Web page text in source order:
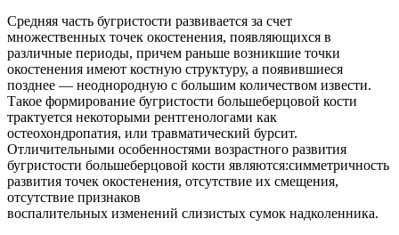
Средняя часть бугристости развивается за счет
множественных точек окостенения, появляющихся в
различные периоды, причем раньше возникшие точки
окостенения имеют костную структуру, а появившиеся
позднее — неоднородную с большим количеством извести.
Такое формирование бугристости большеберцовой кости
трактуется некоторыми рентгенологами как
остеохондропатия, или травматический бурсит.
Отличительными особенностями возрастного развития
бугристости большеберцовой кости являются:симметричность
развития точек окостенения, отсутствие их смещения,
отсутствие признаков
воспалительных изменений слизистых сумок надколенника.